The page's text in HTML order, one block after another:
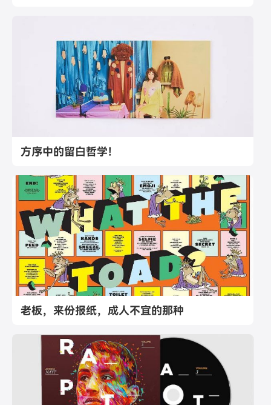
方序中的留白哲学！
老板，来份报纸，成人不宜的那种